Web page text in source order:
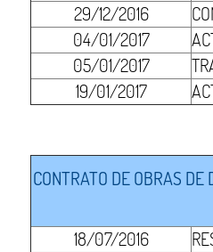
29/12/2016
04/01/2017
05/01/2017
19/01/2017
CONTRATO DE OBRAS
18/07/2016